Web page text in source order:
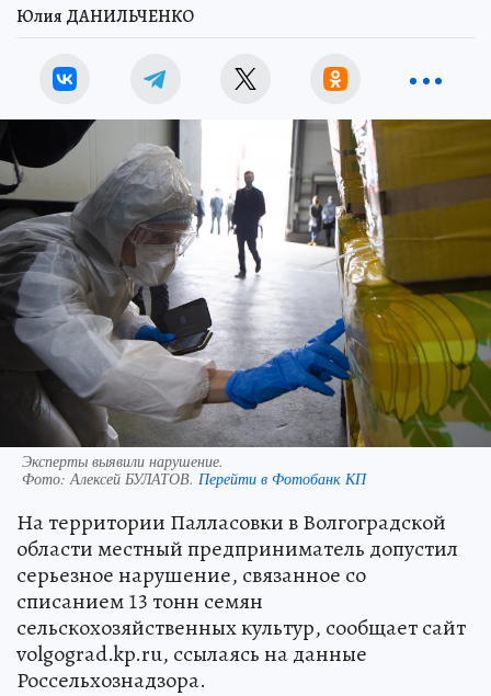
Юлия ДАНИЛЬЧЕНКО
Эксперты выявили нарушение.
Фото:Алексей БУЛАТОВ. Перейти в Фотобанк КП
На территории Палласовки в Волгоградской
области местный предприниматель допустил
серьезное нарушение, связанное со
списанием 13 тонн семян
сельскохозяйственных культур, сообщает сайт
volgograd.kp.ru, ссылаясь на данные
Россельхознадзора.